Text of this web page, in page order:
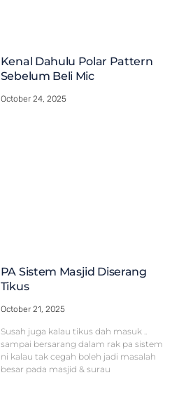
Kenal Dahulu Polar Pattern
Sebelum Beli Mic
October 24, 2025
PA Sistem Masjid Diserang
Tikus
October 21, 2025
Susah juga kalau tikus dah masuk ..
sampai bersarang dalam rak pa sistem
ni kalau tak cegah boleh jadi masalah
besar pada masjid & surau